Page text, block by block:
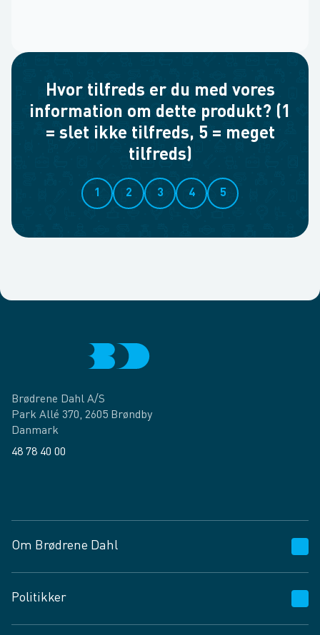
Hvor tilfreds er du med vores
information om dette produkt? (1
= slet ikke tilfreds, 5 = meget
tilfreds)
1 2 3 4 5
Brødrene Dahl A/S
Park Allé 370, 2605 Brøndby
Danmark
48 78 40 00
Om Brødrene Dahl
Vagttelefon 30 10 89 89
Spørgsmål og svar
Politikker